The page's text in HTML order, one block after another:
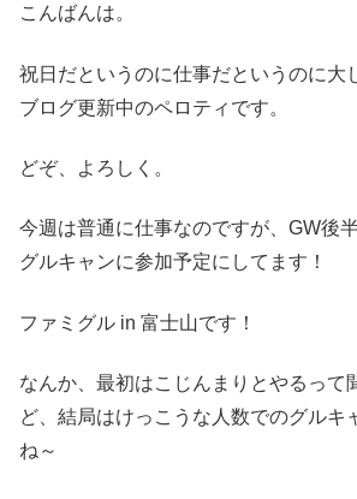
こんばんは。
祝日だというのに仕事だというのに大
ブログ更新中のペロティです。
どぞ、よろしく。
今週は普通に仕事なのですが、GW後
グルキャンに参加予定にしてます！
ファミグル in 富士山です！
なんか、最初はこじんまりとやるって
ど、結局はけっこうな人数でのグルキ
ね～